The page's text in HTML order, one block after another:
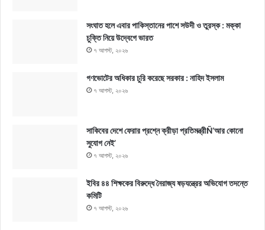
সংঘাত হলে এবার পাকিস্তানের পাশে সউদী ও তুরস্ক : মক্কা
চুক্তি নিয়ে উদ্বেগে ভারত
৭ আগস্ট, ২০২৬
গণভোটের অধিকার চুরি করেছে সরকার : নাহিদ ইসলাম
৭ আগস্ট, ২০২৬
সাকিবের দেশে ফেরার প্রশ্নে ক্রীড়া প্রতিমন্ত্রীÑ‘আর কোনো
সুযোগ নেই’
৭ আগস্ট, ২০২৬
ইবির ৪৪ শিক্ষকের বিরুদ্ধে নৈরাজ্য ষড়যন্ত্রের অভিযোগ তদন্তে
কমিটি
৭ আগস্ট, ২০২৬